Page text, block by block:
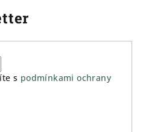
s podmínkami ochrany